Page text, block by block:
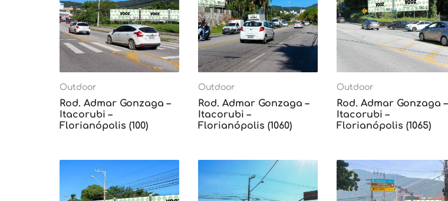
Outdoor
Rod. Admar Gonzaga –
Itacorubi –
Florianópolis (100)
Outdoor
Rod. Admar Gonzaga –
Itacorubi –
Florianópolis (1060)
Outdoor
Rod. Admar Gonzaga –
Itacorubi –
Florianópolis (1065)